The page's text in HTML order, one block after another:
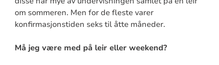
om sommeren. Men for de fleste varer
konfirmasjonstiden seks til åtte måneder.
Må jeg være med på leir eller weekend?